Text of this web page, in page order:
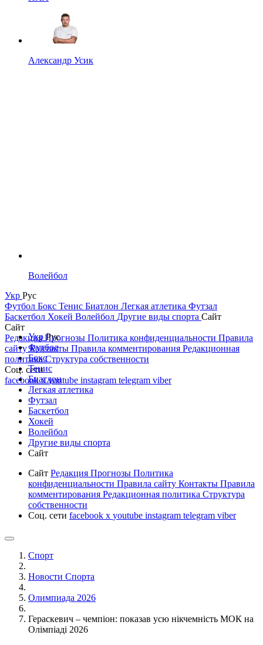
Александр Усик
Волейбол
Укр Рус
Футбол Бокс Тенис Биатлон Легкая атлетика Футзал
Баскетбол Хокей Волейбол Другие виды спорта Сайт
Сайт
РедакцияПрогнозы Политика конфиденциальности Правила
сайтуКонтакты Правила комментирования Редакционная
политикаСтруктура собственности
Соц. сети
facebookxyoutube instagram telegram viber
УкрРус
Футбол
Бокс
Тенис
Биатлон
Легкая атлетика
Футзал
Баскетбол
Хокей
Волейбол
Другие виды спорта
Сайт
Сайт Редакция Прогнозы Политика
конфиденциальности Правила сайту Контакты Правила
комментирования Редакционная политика Структура
собственности
Соц. сети facebook x youtube instagram telegram viber
Спорт
Новости Cпорта
Олимпиада 2026
Гераскевич – чемпіон: показав усю нікчемність МОК на
Олімпіаді 2026